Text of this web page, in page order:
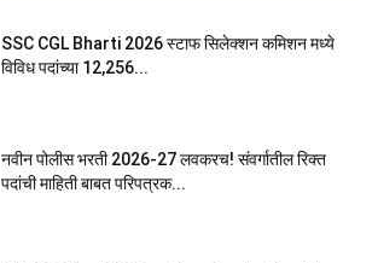
SSC CGL Bharti 2026 स्टाफ सिलेक्शन कमिशन मध्ये
विविध पदांच्या 12,256...
नवीन पोलीस भरती 2026-27 लवकरच! संवर्गातील रिक्त
पदांची माहिती बाबत परिपत्रक...